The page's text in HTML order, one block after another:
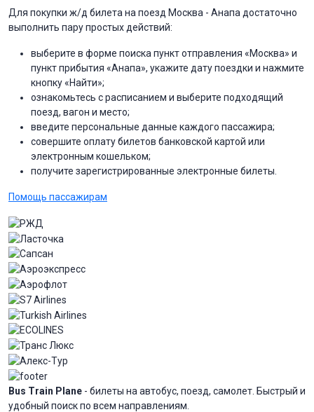
Для покупки ж/д билета на поезд Москва - Анапа достаточно
выполнить пару простых действий:
выберите в форме поиска пункт отправления «Москва» и
пункт прибытия «Анапа», укажите дату поездки и нажмите
кнопку «Найти»;
ознакомьтесь с расписанием и выберите подходящий
поезд, вагон и место;
введите персональные данные каждого пассажира;
совершите оплату билетов банковской картой или
электронным кошельком;
получите зарегистрированные электронные билеты.
Помощь пассажирам
Bus Train Plane - билеты на автобус, поезд, самолет. Быстрый и
удобный поиск по всем направлениям.